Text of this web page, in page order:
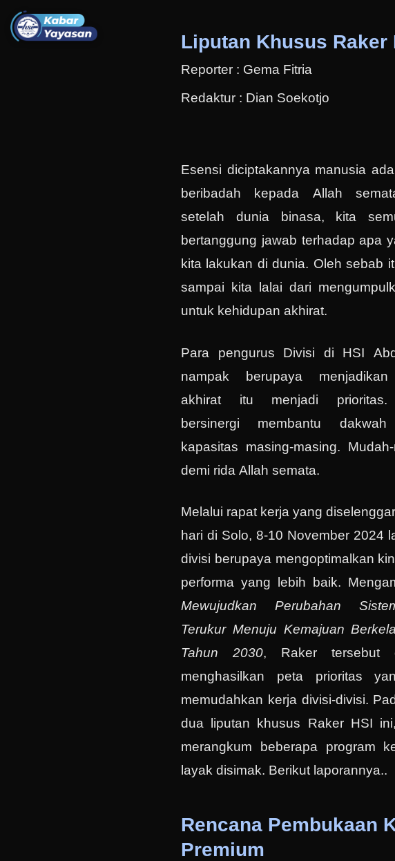
Liputan Khusus Raker
Reporter : Gema Fitria
Redaktur : Dian Soekotjo
Esensi diciptakannya manusia
beribadah kepada Allah
setelah dunia binasa, kita
bertanggung jawab terhadap apa
kita lakukan di dunia. Oleh sebab
sampai kita lalai dari
untuk kehidupan akhirat.
Para pengurus Divisi di HSI
nampak berupaya
akhirat itu menjadi prioritas.
bersinergi membantu
kapasitas masing-masing.
demi rida Allah semata.
Melalui rapat kerja yang
hari di Solo, 8-10 November 2024
divisi berupaya mengoptimalkan
performa yang lebih baik.
Mewujudkan Perubahan
Terukur Menuju Kemajuan
Tahun 2030, Raker tersebut
menghasilkan peta prioritas
memudahkan kerja divisi-divisi.
dua liputan khusus Raker HSI
merangkum beberapa program
layak disimak. Berikut laporannya..
Rencana Pembukaan
Premium